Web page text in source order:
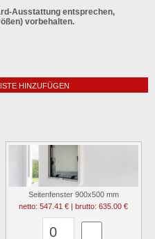
Ausstattung entsprechen,
vorbehalten.
HINZUFÜGEN
Seitenfenster 900x500 mm
netto: 547.41 € | brutto: 635.00 €